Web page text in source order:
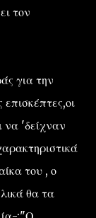
τον
για την
να 'δείχναν
του , ο
θα τα